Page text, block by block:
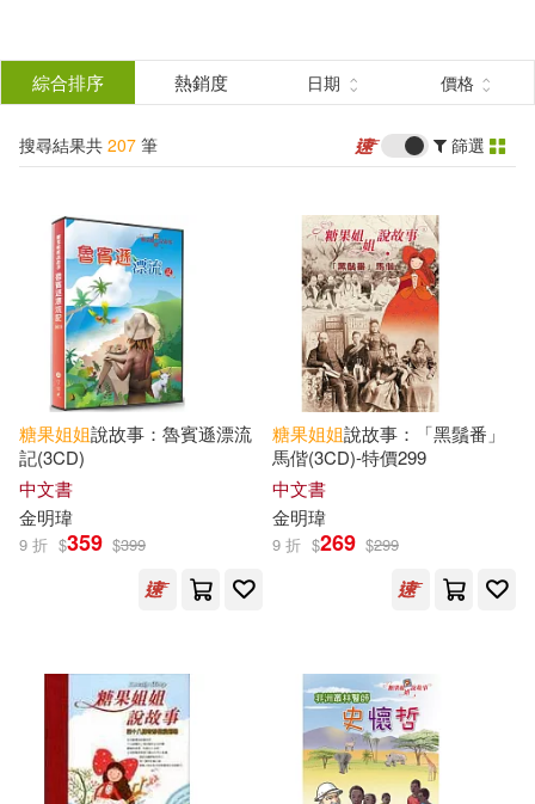
結
分類 (單選)
所有商品(207) 圖書(19)
有聲書(188)
作者 (可複選)
糖果姐姐(188) 金明瑋(8)
伍美珍(2) 伍美珍（主編）(2)
《意林》編輯部 編(1)
兩色風景(1) 本書編輯部編(1)
綜合排序 熱銷度 日期 價格
搜尋結果共 207 筆 篩選
糖果姐姐說故事：魯賓遜漂流
記(3CD)
中文書
金明瑋
9 折 $359 $399
糖果姐姐說故事：「黑鬚番」
馬偕(3CD)-特價299
中文書
金明瑋
9 折 $269 $299